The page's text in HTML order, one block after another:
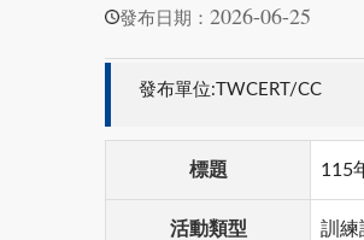
發布日期： 2026-06-25
發布單位:TWCERT/CC
標題 115
活動類型 訓練